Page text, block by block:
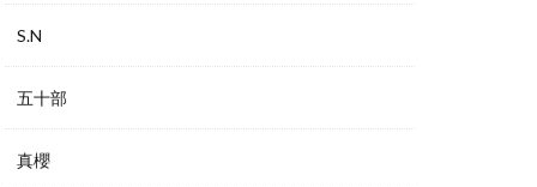
S.N
五十部
真櫻